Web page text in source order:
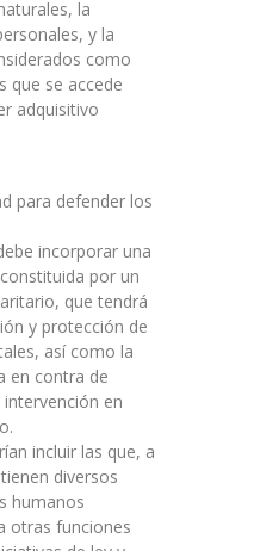
la
y la
como
que se accede
adquisitivo
para defender los
incorporar una
por un
que tendrá
y protección de
así como la
en contra de
en
incluir las que, a
diversos
humanos
otras funciones